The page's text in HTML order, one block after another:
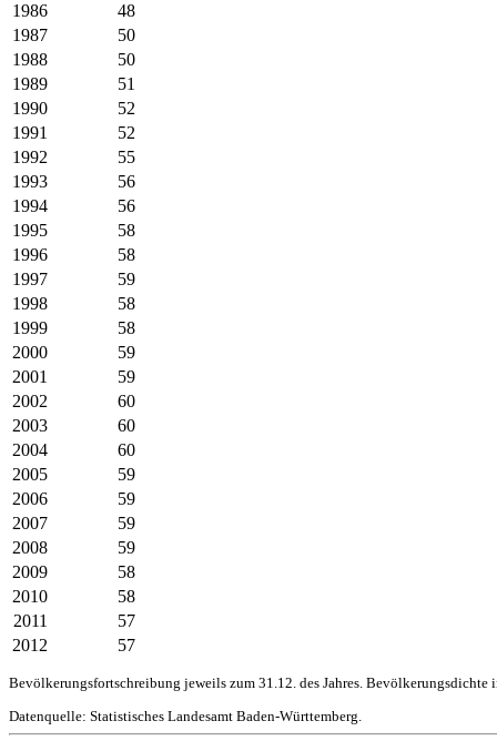
1986
48
1987
50
1988
50
1989
51
1990
52
1991
52
1992
55
1993
56
1994
56
1995
58
1996
58
1997
59
1998
58
1999
58
2000
59
2001
59
2002
60
2003
60
2004
60
2005
59
2006
59
2007
59
2008
59
2009
58
2010
58
2011
57
2012
57
Bevölkerungsfortschreibung jeweils zum 31.12. des Jahres. Bevölkerungsdichte
Datenquelle: Statistisches Landesamt Baden-Württemberg.